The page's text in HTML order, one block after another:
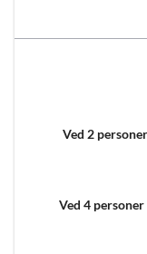
Ved 2
Ved 4